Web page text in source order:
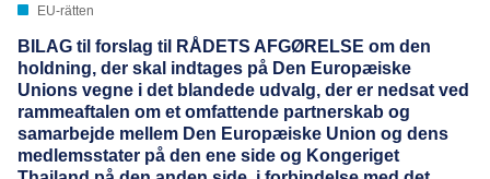
EU-rätten
BILAG til forslag til RÅDETS AFGØRELSE om den
holdning, der skal indtages på Den Europæiske
Unions vegne i det blandede udvalg, der er nedsat ved
rammeaftalen om et omfattende partnerskab og
samarbejde mellem Den Europæiske Union og dens
medlemsstater på den ene side og Kongeriget